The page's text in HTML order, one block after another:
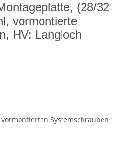
(28/32
vormontierte
HV: Langloch
Systemschrauben